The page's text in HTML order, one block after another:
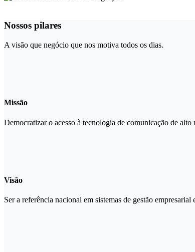
Nossos pilares
A visão que negócio que nos motiva todos os dias.
Missão
Democratizar o acesso à tecnologia de comunicação de
Visão
Ser a referência nacional em sistemas de gestão